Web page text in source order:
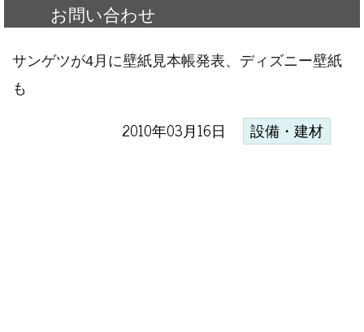
お問い合わせ
サンゲツが4月に壁紙見本帳発表、ディズニー壁紙
も
2010年03月16日 設備・建材